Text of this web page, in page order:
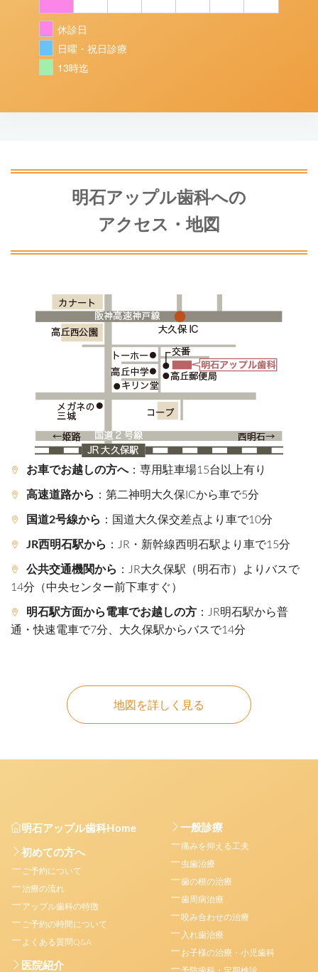
休診日
日曜・祝日診療
13時迄
明石アップル歯科への
アクセス・地図
お車でお越しの方へ：専用駐車場15台以上有り
高速道路から ：第二神明大久保ICから車で5分
国道2号線から ：国道大久保交差点より車で10分
JR西明石駅から ：JR・新幹線西明石駅より車で15分
公共交通機関から ：JR大久保駅（明石市）よりバスで
14分（中央センター前下車すぐ）
明石駅方面から電車でお越しの方 ：JR明石駅から普
通・快速電車で7分、大久保駅からバスで14分
地図を詳しく見る
明石アップル歯科Home
初めての方へ
ご予約について
治療の流れ
アップル歯科の特徴
ご予約の時間について
よくある質問Q&A
医院紹介
一般診療
痛みを抑える工夫
虫歯治療
歯の根の治療
歯周病治療
咬み合わせの治療
入れ歯治療
お子様の治療・小児歯科